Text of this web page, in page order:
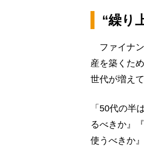
“繰り
ファイナン
産を築くた
世代が増え
「50代の半
るべきか』
使うべきか